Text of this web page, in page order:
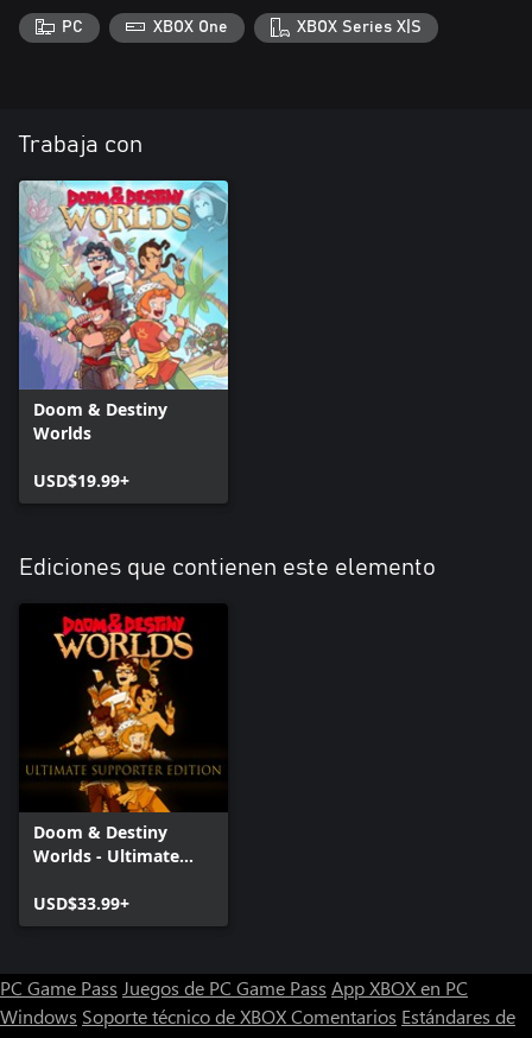
PC XBOX One XBOX Series X|S
Trabaja con
Doom & Destiny
Worlds
USD$19.99+
Ediciones que contienen este elemento
Doom & Destiny
Worlds - Ultimate
USD$33.99+
PC Game Pass Juegos de PC Game Pass App XBOX en PC
Windows Soporte técnico de XBOXComentarios Estándares de